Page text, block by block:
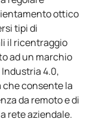
ottico
tipi di
il ricentraggio
ad un marchio
4.0,
consente la
da remoto e di
rete aziendale.